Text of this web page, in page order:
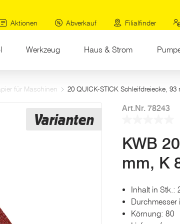
Aktionen
Abverkauf Filialfinder
Werkzeug Haus & Strom
für Maschinen 20 QUICK-STICK Schleifdreiecke,
Varianten
Art.Nr. 78243
Link
auf
Seite.
KWB
mm, K
Inhalt in Stk.:
Durchmesser
Körnung: 80